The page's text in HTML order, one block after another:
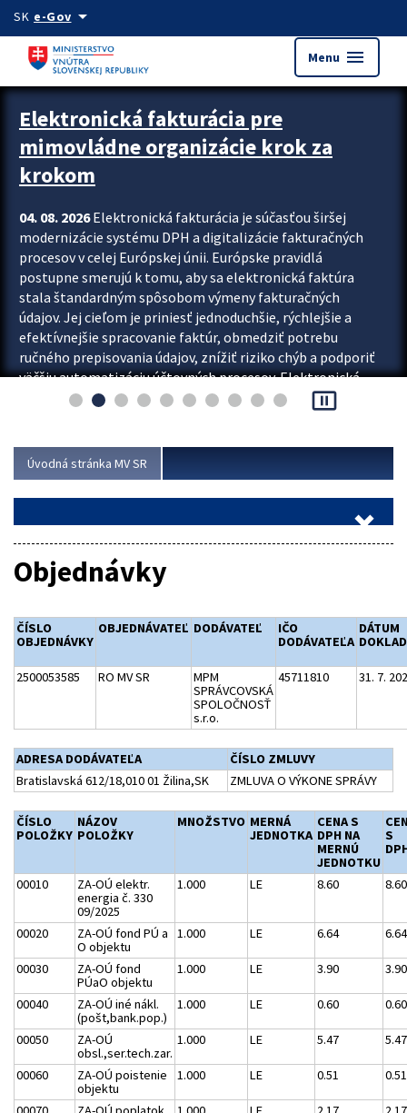
Preskocit na hlavný obsah
SK e-Govarrow_drop_down
Menu menu
Zastavit automatický posun upútavok
Elektronická fakturácia pre
mimovládne organizácie krok za
krokom
04. 08. 2026Elektronická fakturácia je súčasťou širšej
modernizácie systému DPH a digitalizácie fakturačných
procesov v celej Európskej únii. Európske pravidlá
postupne smerujú k tomu, aby sa elektronická faktúra
stala štandardným spôsobom výmeny fakturačných
údajov. Jej cieľom je priniesť jednoduchšie, rýchlejšie a
efektívnejšie spracovanie faktúr, obmedziť potrebu
ručného prepisovania údajov, znížiť riziko chýb a podporiť
väčšiu automatizáciu účtovných procesov. Elektronická
fakturácia preto nepredstavuje...
pause_presentation
Úvodná stránka MV SR
Objednávky
ČÍSLO
OBJEDNÁVKY
OBJEDNÁVATEĽ DODÁVATEĽ
IČO
DODÁVATEĽA
DÁTUM
2500053585 RO MV SR
MPM
SPRÁVCOVSKÁ
SPOLOČNOSŤ
s.r.o.
45711810 31. 7.
ADRESA DODÁVATEĽA
ČÍSLO ZMLUVY
Bratislavská 612/18,010 01 Žilina,SK
ZMLUVA O VÝKONE SPRÁVY
ČÍSLO
POLOŽKY
NÁZOV
POLOŽKY
MNOŽSTVO MERNÁ
JEDNOTKA
CENA S
DPH NA
MERNÚ
JEDNOTKU
S
00010
ZA-OÚ elektr.
energia č. 330
09/2025
1.000 LE 8.60 8.60
00020
ZA-OÚ fond PÚ a
O objektu
1.000 LE 6.64 6.64
00030
ZA-OÚ fond
PÚaO objektu
1.000 LE 3.90 3.90
00040
ZA-OÚ iné nákl.
(pošt,bank.pop.)
1.000 LE 0.60 0.60
00050
ZA-OÚ
obsl.,ser.tech.zar.
1.000 LE 5.47 5.47
00060
ZA-OÚ poistenie
objektu
1.000 LE 0.51 0.51